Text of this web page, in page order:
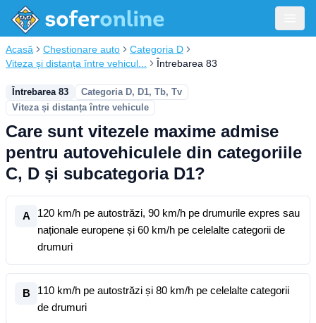
Acasă Chestionare auto
Categoria D
Viteza și distanța între vehicul...
Întrebarea 83
Întrebarea 83
Categoria D, D1, Tb, Tv
Viteza și distanța între vehicule
Care sunt vitezele maxime admise
pentru autovehiculele din categoriile
C, D și subcategoria D1?
A
120 km/h pe autostrăzi, 90 km/h pe drumurile expres sau
naționale europene și 60 km/h pe celelalte categorii de
drumuri
B
110 km/h pe autostrăzi și 80 km/h pe celelalte categorii
de drumuri